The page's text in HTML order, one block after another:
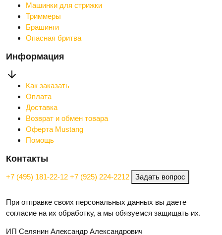
Машинки для стрижки
Триммеры
Брашинги
Опасная бритва
Информация
Как заказать
Оплата
Доставка
Возврат и обмен товара
Оферта Mustang
Помощь
Контакты
+7 (495) 181-22-12 +7 (925) 224-2212 Задать вопрос
При отправке своих персональных данных вы даете
согласие на их обработку, а мы обязуемся защищать их.
ИП Селянин Александр Александрович